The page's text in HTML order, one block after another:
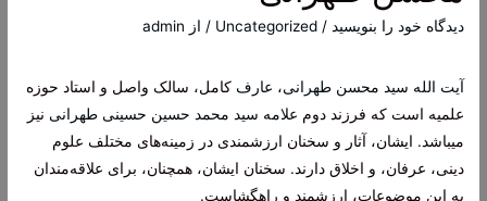
دیدگاه‌ خود را بنویسید /
Uncategorized / از admin
آیت الله سید محسن طهرانی، عارف کامل، سالک واصل و استاد حوزه
علمیه است که فرزند دوم علامه سید محمد حسین حسینی طهرانی نیز
میباشد. ایشان، آثار و سخنان ارزشمندی در زمینه‌های مختلف علوم
دینی، عرفان، و اخلاق دارند. سخنان ایشان، همچنان، برای علاقه‌مندان
به این موضوعات، ارزشمند و راهگشاست.